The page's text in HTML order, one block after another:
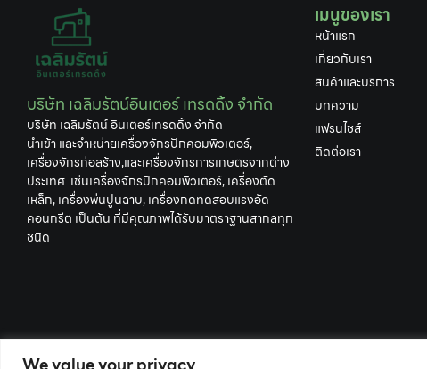
บริษัท เฉลิมรัตน์อินเตอร์ เทรดดิ้ง จำกัด
บริษัท เฉลิมรัตน์ อินเตอร์เทรดดิ้ง จำกัด
นำเข้า และจำหน่ายเครื่องจักรปักคอมพิวเตอร์,
เครื่องจักรก่อสร้าง,และเครื่องจักรการเกษตรจากต่าง
ประเทศ เช่นเครื่องจักรปักคอมพิวเตอร์, เครื่องตัด
เหล็ก, เครื่องพ่นปูนฉาบ, เครื่องกดทดสอบแรงอัด
คอนกรีต เป็นต้น ที่มีคุณภาพได้รับมาตราฐานสากลทุก
ชนิด
เมนูของเรา
หน้าแรก
เกี่ยวกับเรา
สินค้าและบริการ
บทความ
แฟรนไชส์
ติดต่อเรา